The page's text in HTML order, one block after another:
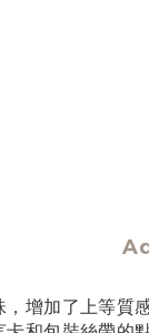
，增加了上等質